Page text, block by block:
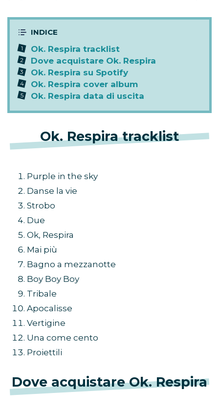
Ok. Respira tracklist
Dove acquistare Ok. Respira
Ok. Respira su Spotify
Ok. Respira cover album
Ok. Respira data di uscita
Ok. Respira tracklist
Purple in the sky
Danse la vie
Strobo
Due
Ok, Respira
Mai più
Bagno a mezzanotte
Boy Boy Boy
Tribale
Apocalisse
Vertigine
Una come cento
Proiettili
Dove acquistare Ok. Respira